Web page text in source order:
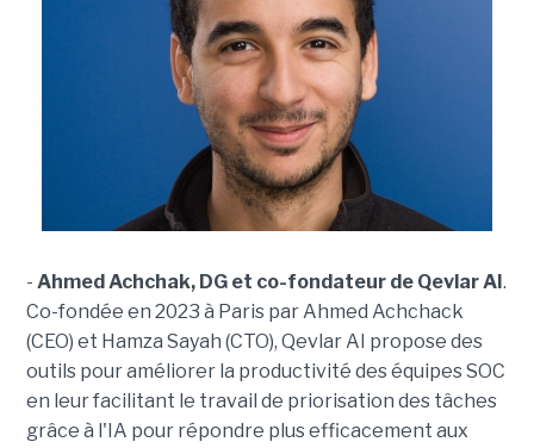
- Ahmed Achchak, DG et co-fondateur de Qevlar AI .
Co-fondée en 2023 à Paris par Ahmed Achchack
(CEO) et Hamza Sayah (CTO), Qevlar AI propose des
outils pour améliorer la productivité des équipes SOC
en leur facilitant le travail de priorisation des tâches
grâce à l'IA pour répondre plus efficacement aux